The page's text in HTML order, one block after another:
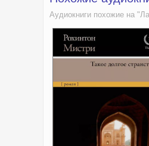
Аудиокниги похожие на